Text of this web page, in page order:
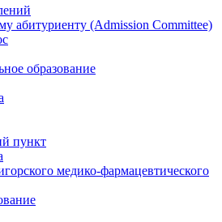
абитуриенту (Admission Committee)
образование
пункт
медико-фармацевтического